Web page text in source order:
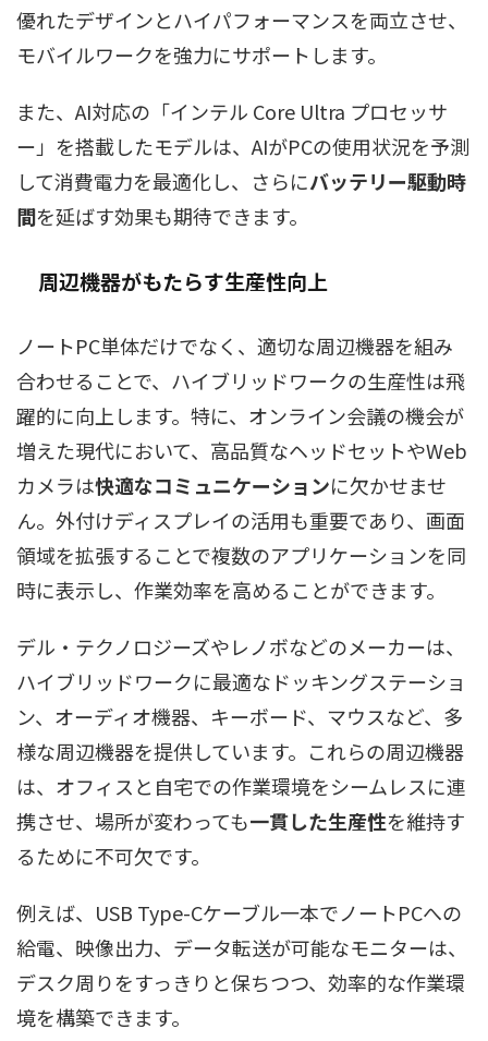
優れたデザインとハイパフォーマンスを両立させ、
モバイルワークを強力にサポートします。
また、AI対応の「インテル Core Ultra プロセッサ
ー」を搭載したモデルは、AIがPCの使用状況を予測
して消費電力を最適化し、さらにバッテリー駆動時
間を延ばす効果も期待できます。
周辺機器がもたらす生産性向上
ノートPC単体だけでなく、適切な周辺機器を組み
合わせることで、ハイブリッドワークの生産性は飛
躍的に向上します。特に、オンライン会議の機会が
増えた現代において、高品質なヘッドセットやWeb
カメラは快適なコミュニケーションに欠かせませ
ん。外付けディスプレイの活用も重要であり、画面
領域を拡張することで複数のアプリケーションを同
時に表示し、作業効率を高めることができます。
デル・テクノロジーズやレノボなどのメーカーは、
ハイブリッドワークに最適なドッキングステーショ
ン、オーディオ機器、キーボード、マウスなど、多
様な周辺機器を提供しています。これらの周辺機器
は、オフィスと自宅での作業環境をシームレスに連
携させ、場所が変わっても一貫した生産性を維持す
るために不可欠です。
例えば、USB Type-Cケーブル一本でノートPCへの
給電、映像出力、データ転送が可能なモニターは、
デスク周りをすっきりと保ちつつ、効率的な作業環
境を構築できます。